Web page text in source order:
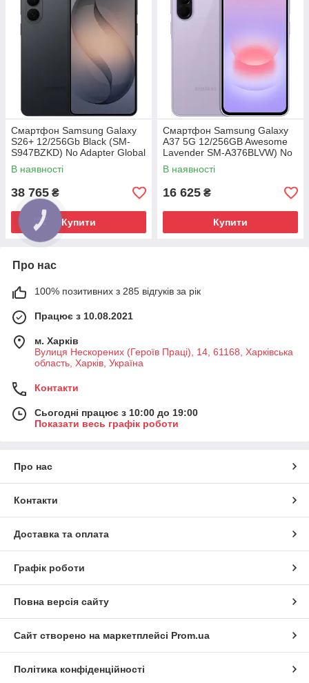
Смартфон Samsung Galaxy
S26+ 12/256Gb Black (SM-
S947BZKD) No Adapter Global
version
В наявності
38 765 ₴
Купити
Смартфон Samsung Galaxy
A37 5G 12/256GB Awesome
Lavender SM-A376BLVW) No
Adapter MY
В наявності
16 625 ₴
Купити
Про нас
100% позитивних з 285 відгуків за рік
Працює з 10.08.2021
м. Харків
Вулиця Нескорених (Героїв Праці), 14, 61168, Харківська
область, Харків, Україна
Контакти
Сьогодні працює з 10:00 до 19:00
Показати весь графік роботи
Про нас
Контакти
Доставка та оплата
Графік роботи
Повна версія сайту
Сайт створено на маркетплейсі Prom.ua
Політика конфіденційності